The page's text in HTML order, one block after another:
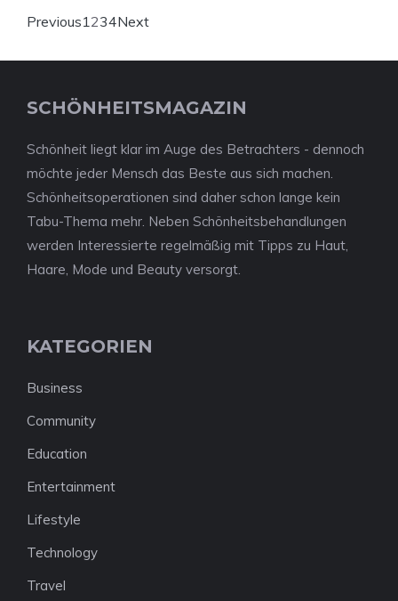
Previous1234Next
SCHÖNHEITSMAGAZIN
Schönheit liegt klar im Auge des Betrachters - dennoch
möchte jeder Mensch das Beste aus sich machen.
Schönheitsoperationen sind daher schon lange kein
Tabu-Thema mehr. Neben Schönheitsbehandlungen
werden Interessierte regelmäßig mit Tipps zu Haut,
Haare, Mode und Beauty versorgt.
KATEGORIEN
Business
Community
Education
Entertainment
Lifestyle
Technology
Travel